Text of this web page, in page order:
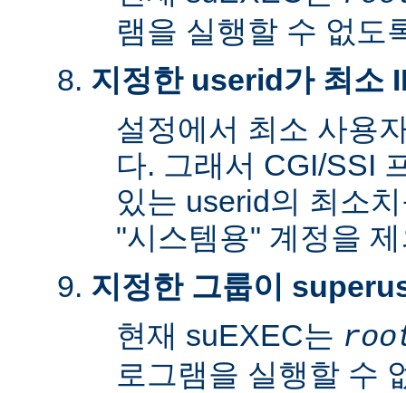
램을 실행할 수 없도
지정한 userid가 최소
설정에서 최소 사용
다. 그래서 CGI/SSI
있는 userid의 최소
"시스템용" 계정을
지정한 그룹이
현재 suEXEC는
로그램을 실행할 수